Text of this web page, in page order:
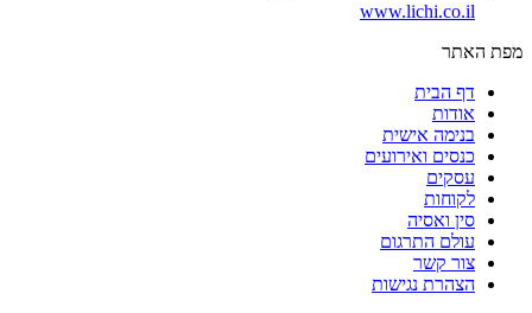
www.lichi.co.il
מפת האתר
דף הבית
אודות
בנימה אישית
כנסים ואירועים
עסקים
לקוחות
סין ואסיה
עולם התרגום
צור קשר
הצהרת נגישות